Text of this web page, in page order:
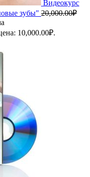
Видеокурс
зубы" 20,000.00₽
10,000.00₽.